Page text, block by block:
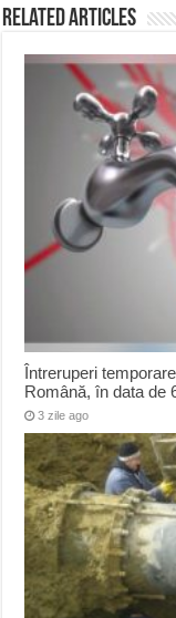
Related Articles
Întreruperi
Română, în data de
3 zile ago